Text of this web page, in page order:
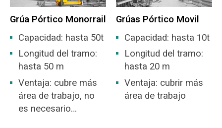
Grúa Pórtico Monorrail
Capacidad: hasta 50t
Longitud del tramo:
hasta 50 m
Ventaja: cubre más
área de trabajo, no
es necesario
Grúas Pórtico Movil
Capacidad: hasta 10t
Longitud del tramo:
hasta 20 m
Ventaja: cubrir más
área de trabajo